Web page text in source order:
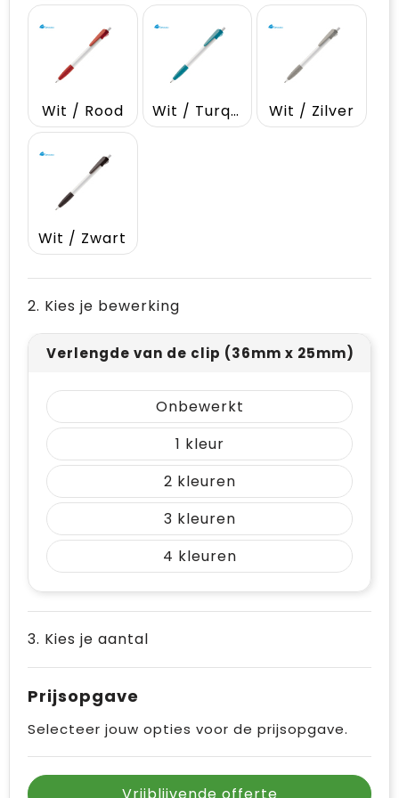
Vrije tijd en Strand
Waterflesjes
Themapakketten
Draagtassen
Golftassen
Goodiebags
Wit / Rood Wit / Turquoise Wit / Zilver
Wit / Zwart
2. Kies je bewerking
Verlengde van de clip (36mm x 25mm)
Onbewerkt
1
2
3
4
3. Kies je aantal
Prijsopgave
Selecteer jouw opties voor de prijsopgave.
Vrijblijvende offerte